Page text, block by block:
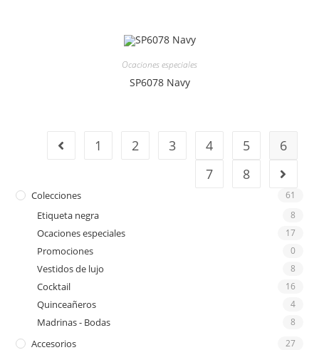
Ocaciones especiales
SP6078 Navy
1 2 3 4 5
6
7
8
Colecciones 61
Etiqueta negra 8
Ocaciones especiales 17
Promociones 0
Vestidos de lujo 8
Cocktail 16
Quinceañeros 4
Madrinas - Bodas 8
Accesorios 27